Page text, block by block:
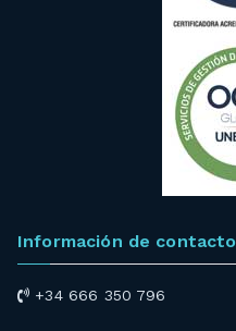
Información de contacto
+34 666 350 796